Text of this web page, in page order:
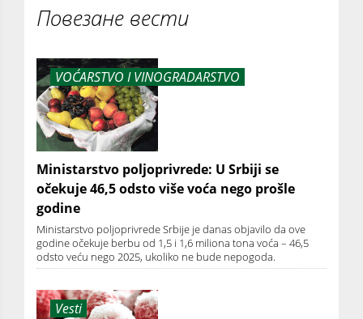
Повезане вести
VOĆARSTVO I VINOGRADARSTVO
Ministarstvo poljoprivrede: U Srbiji se
očekuje 46,5 odsto više voća nego prošle
godine
Ministarstvo poljoprivrede Srbije je danas objavilo da ove
godine očekuje berbu od 1,5 i 1,6 miliona tona voća – 46,5
odsto veću nego 2025, ukoliko ne bude nepogoda.
Vesti